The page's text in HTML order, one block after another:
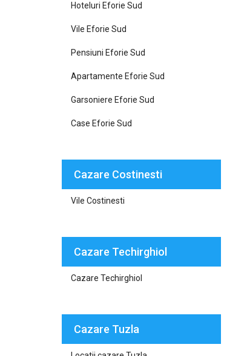
Hoteluri Eforie Sud
Vile Eforie Sud
Pensiuni Eforie Sud
Apartamente Eforie Sud
Garsoniere Eforie Sud
Case Eforie Sud
Cazare Costinesti
Vile Costinesti
Cazare Techirghiol
Cazare Techirghiol
Cazare Tuzla